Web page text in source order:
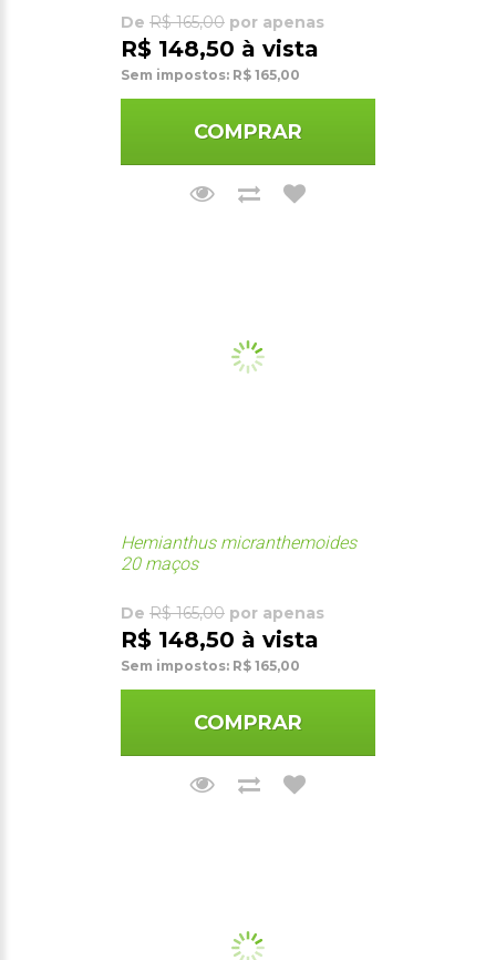
De R$ 165,00 por apenas
R$ 148,50 à vista
Sem impostos: R$ 165,00
COMPRAR
Hemianthus micranthemoides
20 maços
De R$ 165,00 por apenas
R$ 148,50 à vista
Sem impostos: R$ 165,00
COMPRAR